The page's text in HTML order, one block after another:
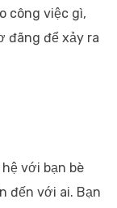
công việc gì,
đãng để xảy ra
với bạn bè
đến với ai. Bạn